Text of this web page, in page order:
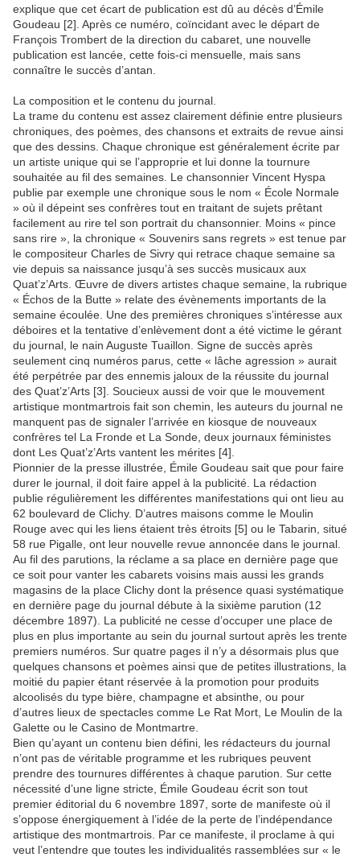
explique que cet écart de publication est dû au décès d’Émile
Goudeau [2]. Après ce numéro, coïncidant avec le départ de
François Trombert de la direction du cabaret, une nouvelle
publication est lancée, cette fois-ci mensuelle, mais sans
connaître le succès d’antan.
La composition et le contenu du journal.
La trame du contenu est assez clairement définie entre plusieurs
chroniques, des poèmes, des chansons et extraits de revue ainsi
que des dessins. Chaque chronique est généralement écrite par
un artiste unique qui se l’approprie et lui donne la tournure
souhaitée au fil des semaines. Le chansonnier Vincent Hyspa
publie par exemple une chronique sous le nom « École Normale
» où il dépeint ses confrères tout en traitant de sujets prêtant
facilement au rire tel son portrait du chansonnier. Moins « pince
sans rire », la chronique « Souvenirs sans regrets » est tenue par
le compositeur Charles de Sivry qui retrace chaque semaine sa
vie depuis sa naissance jusqu’à ses succès musicaux aux
Quat’z’Arts. Œuvre de divers artistes chaque semaine, la rubrique
« Échos de la Butte » relate des évènements importants de la
semaine écoulée. Une des premières chroniques s’intéresse aux
déboires et la tentative d’enlèvement dont a été victime le gérant
du journal, le nain Auguste Tuaillon. Signe de succès après
seulement cinq numéros parus, cette « lâche agression » aurait
été perpétrée par des ennemis jaloux de la réussite du journal
des Quat’z’Arts [3]. Soucieux aussi de voir que le mouvement
artistique montmartrois fait son chemin, les auteurs du journal ne
manquent pas de signaler l’arrivée en kiosque de nouveaux
confrères tel La Fronde et La Sonde, deux journaux féministes
dont Les Quat’z’Arts vantent les mérites [4].
Pionnier de la presse illustrée, Émile Goudeau sait que pour faire
durer le journal, il doit faire appel à la publicité. La rédaction
publie régulièrement les différentes manifestations qui ont lieu au
62 boulevard de Clichy. D’autres maisons comme le Moulin
Rouge avec qui les liens étaient très étroits [5] ou le Tabarin, situé
58 rue Pigalle, ont leur nouvelle revue annoncée dans le journal.
Au fil des parutions, la réclame a sa place en dernière page que
ce soit pour vanter les cabarets voisins mais aussi les grands
magasins de la place Clichy dont la présence quasi systématique
en dernière page du journal débute à la sixième parution (12
décembre 1897). La publicité ne cesse d’occuper une place de
plus en plus importante au sein du journal surtout après les trente
premiers numéros. Sur quatre pages il n’y a désormais plus que
quelques chansons et poèmes ainsi que de petites illustrations, la
moitié du papier étant réservée à la promotion pour produits
alcoolisés du type bière, champagne et absinthe, ou pour
d’autres lieux de spectacles comme Le Rat Mort, Le Moulin de la
Galette ou le Casino de Montmartre.
Bien qu’ayant un contenu bien défini, les rédacteurs du journal
n’ont pas de véritable programme et les rubriques peuvent
prendre des tournures différentes à chaque parution. Sur cette
nécessité d’une ligne stricte, Émile Goudeau écrit son tout
premier éditorial du 6 novembre 1897, sorte de manifeste où il
s’oppose énergiquement à l’idée de la perte de l’indépendance
artistique des montmartrois. Par ce manifeste, il proclame à qui
veut l’entendre que toutes les individualités rassemblées sur « le